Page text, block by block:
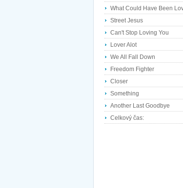
What Could Have Been
Street Jesus
Can't Stop Loving You
Lover Alot
We All Fall Down
Freedom Fighter
Closer
Something
Another Last Goodbye
Celkový čas: